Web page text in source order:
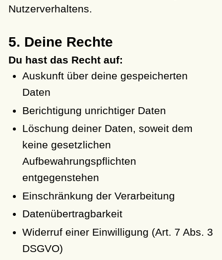
Nutzerverhaltens.
5. Deine Rechte
Du hast das Recht auf:
Auskunft über deine gespeicherten
Daten
Berichtigung unrichtiger Daten
Löschung deiner Daten, soweit dem
keine gesetzlichen
Aufbewahrungspflichten
entgegenstehen
Einschränkung der Verarbeitung
Datenübertragbarkeit
Widerruf einer Einwilligung (Art. 7 Abs. 3
DSGVO)